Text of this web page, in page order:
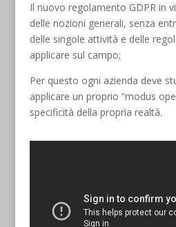
Il nuovo regolamento GDPR in
delle nozioni generali, senza
delle singole attività e delle
applicare sul campo;
Per questo ogni azienda deve
applicare un proprio “modus
specificità della propria realtà.